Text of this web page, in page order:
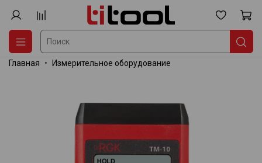
Главная Измерительное оборудование